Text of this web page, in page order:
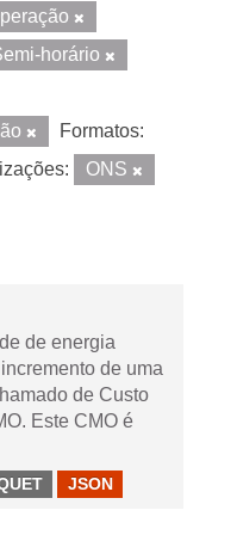
horário
Formatos:
ONS
de energia
de uma
de Custo
Este CMO é
JSON